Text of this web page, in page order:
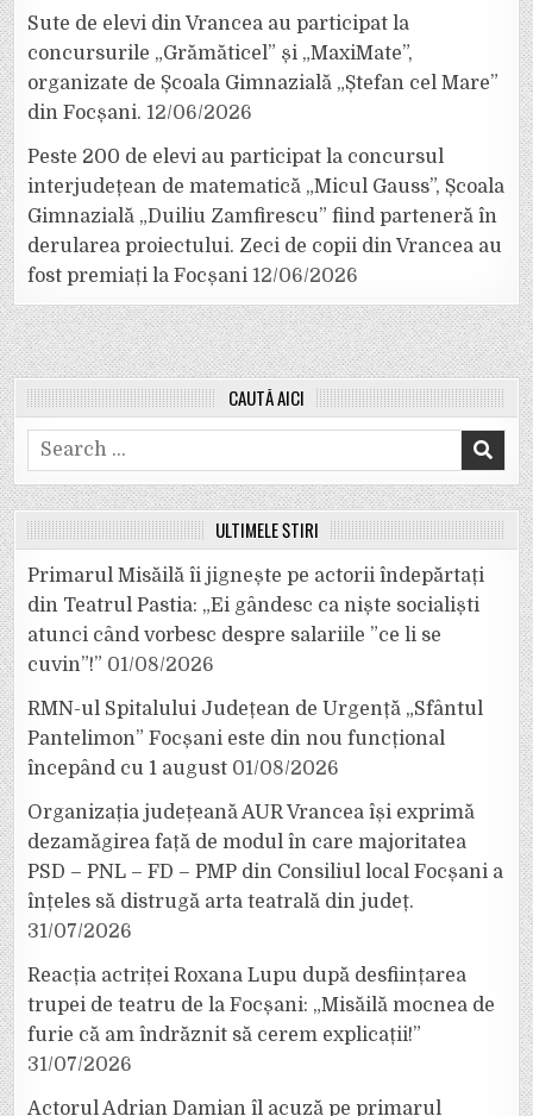
Sute de elevi din Vrancea au participat la
concursurile „Grămăticel” și „MaxiMate”,
organizate de Școala Gimnazială „Ștefan cel Mare”
din Focșani. 12/06/2026
Peste 200 de elevi au participat la concursul
interjudețean de matematică „Micul Gauss”, Școala
Gimnazială „Duiliu Zamfirescu” fiind parteneră în
derularea proiectului. Zeci de copii din Vrancea au
fost premiați la Focșani 12/06/2026
CAUTĂ AICI
Search
for:
ULTIMELE ȘTIRI
Primarul Misăilă îi jignește pe actorii îndepărtați
din Teatrul Pastia: „Ei gândesc ca niște socialiști
atunci când vorbesc despre salariile ”ce li se
cuvin”!” 01/08/2026
RMN-ul Spitalului Județean de Urgență „Sfântul
Pantelimon” Focșani este din nou funcțional
începând cu 1 august 01/08/2026
Organizația județeană AUR Vrancea își exprimă
dezamăgirea față de modul în care majoritatea
PSD – PNL – FD – PMP din Consiliul local Focșani a
înțeles să distrugă arta teatrală din județ.
31/07/2026
Reacția actriței Roxana Lupu după desființarea
trupei de teatru de la Focșani: „Misăilă mocnea de
furie că am îndrăznit să cerem explicații!”
31/07/2026
Actorul Adrian Damian îl acuză pe primarul